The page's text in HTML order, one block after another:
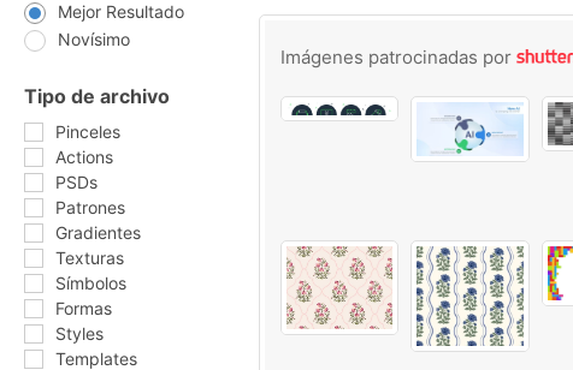
Mejor Resultado
Novísimo
Tipo de archivo
Pinceles
Actions
PSDs
Patrones
Gradientes
Texturas
Símbolos
Formas
Styles
Templates
Imágenes patrocinadas por